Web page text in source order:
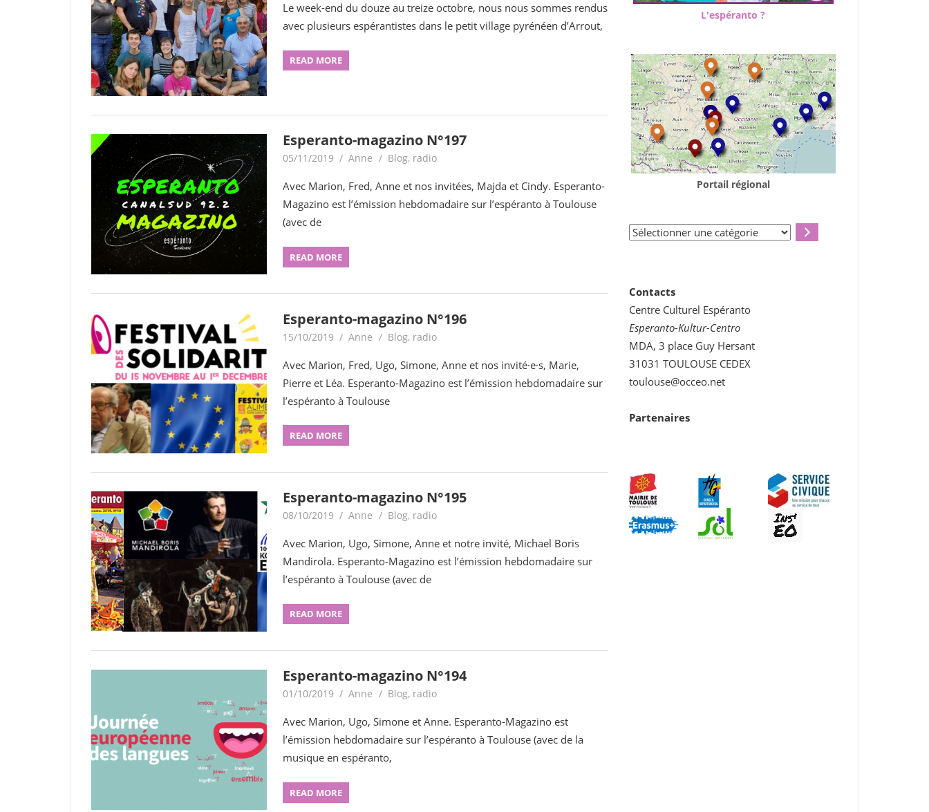
Le week-end du douze au treize octobre, nous nous sommes rendus
avec plusieurs espérantistes dans le petit village pyrénéen d’Arrout,
READ MORE
Esperanto-magazino N°197
05/11/2019 Anne Blog, radio
Avec Marion, Fred, Anne et nos invitées, Majda et Cindy. Esperanto-
Magazino est l’émission hebdomadaire sur l’espéranto à Toulouse
(avec de
READ MORE
Esperanto-magazino N°196
15/10/2019 Anne Blog, radio
Avec Marion, Fred, Ugo, Simone, Anne et nos invité·e·s, Marie,
Pierre et Léa. Esperanto-Magazino est l’émission hebdomadaire sur
l’espéranto à Toulouse
READ MORE
Esperanto-magazino N°195
08/10/2019 Anne Blog, radio
Avec Marion, Ugo, Simone, Anne et notre invité, Michael Boris
Mandirola. Esperanto-Magazino est l’émission hebdomadaire sur
l’espéranto à Toulouse (avec de
READ MORE
Esperanto-magazino N°194
01/10/2019 Anne Blog, radio
Avec Marion, Ugo, Simone et Anne. Esperanto-Magazino est
l’émission hebdomadaire sur l’espéranto à Toulouse (avec de la
musique en espéranto,
READ MORE
L'espéranto ?
Portail régional
Sélectionner
Contacts
Centre Culturel Espéranto
Esperanto-Kultur-Centro
MDA, 3 place Guy Hersant
31031 TOULOUSE CEDEX
toulouse@occeo.net
Partenaires